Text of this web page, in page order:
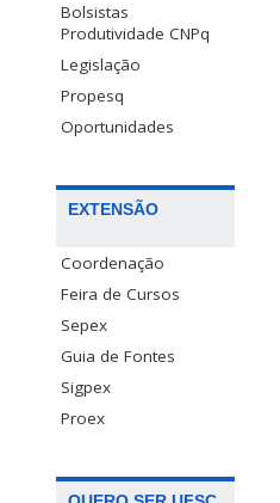
Bolsistas
Produtividade CNPq
Legislação
Propesq
Oportunidades
EXTENSÃO
Coordenação
Feira de Cursos
Sepex
Guia de Fontes
Sigpex
Proex